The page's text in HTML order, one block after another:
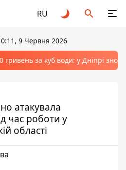
RU
9 Червня 2026
гривень за куб води: у Дніпрі
атакувала
час роботи у
області